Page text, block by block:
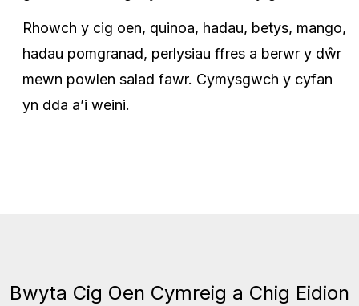
Rhowch y cig oen, quinoa, hadau, betys, mango,
hadau pomgranad, perlysiau ffres a berwr y dŵr
mewn powlen salad fawr. Cymysgwch y cyfan
yn dda a’i weini.
Bwyta Cig Oen Cymreig a Chig Eidion